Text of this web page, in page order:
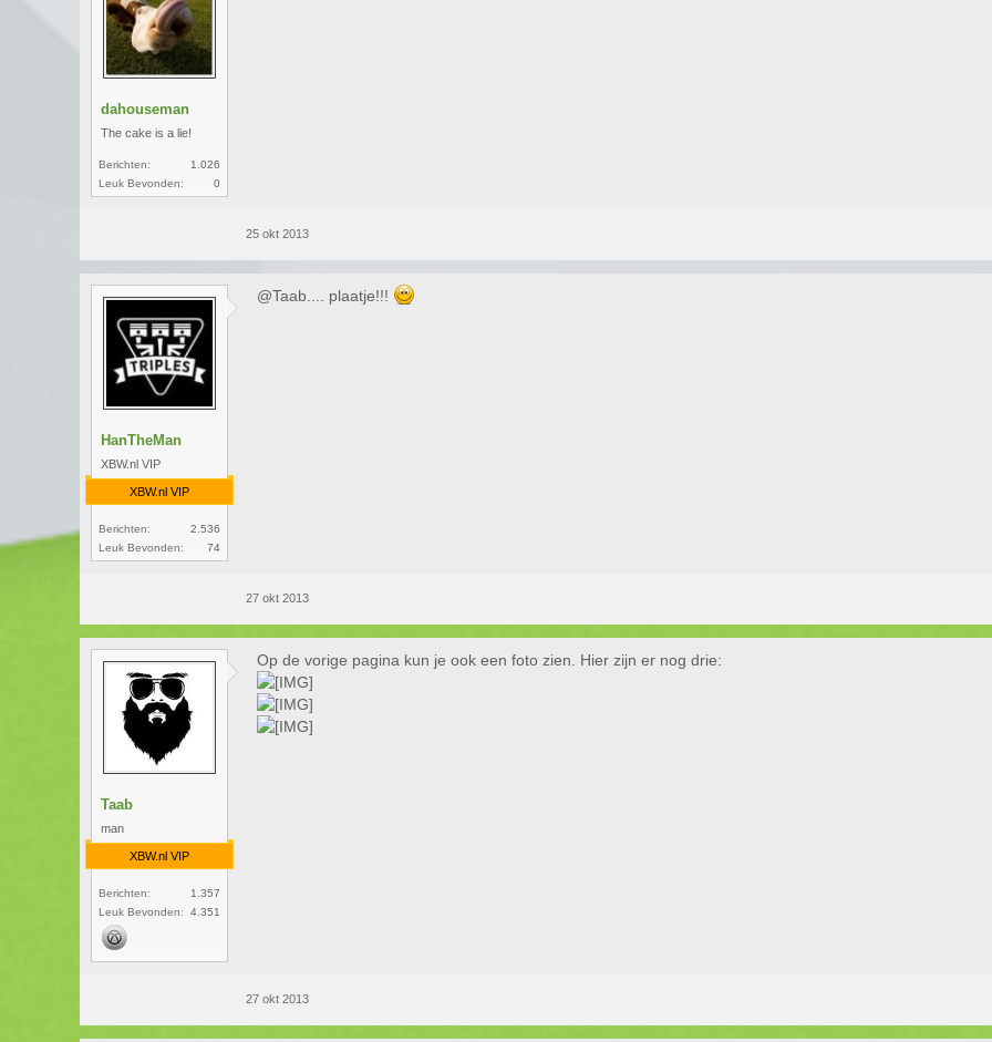
dahouseman
The cake is a lie!
Berichten:
1.026
Leuk Bevonden:
0
25 okt 2013
HanTheMan
XBW.nl VIP
XBW.nl VIP
Berichten:
2.536
Leuk Bevonden:
74
@Taab.... plaatje!!!
27 okt 2013
Taab
man
XBW.nl VIP
Berichten:
1.357
Leuk Bevonden:
4.351
Op de vorige pagina kun je ook een foto zien. Hier zijn er nog drie:
27 okt 2013